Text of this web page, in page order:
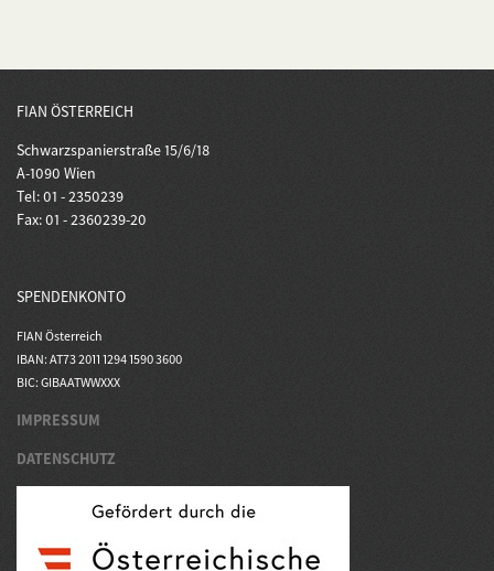
FIAN ÖSTERREICH
Schwarzspanierstraße 15/6/18
A-1090 Wien
Tel: 01 - 2350239
Fax: 01 - 2360239-20
SPENDENKONTO
FIAN Österreich
IBAN: AT73 2011 1294 1590 3600
BIC: GIBAATWWXXX
IMPRESSUM
DATENSCHUTZ